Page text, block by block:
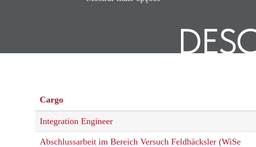
Cargo
Integration Engineer
Abschlussarbeit im Bereich Versuch Feldhäcksler (WiSe